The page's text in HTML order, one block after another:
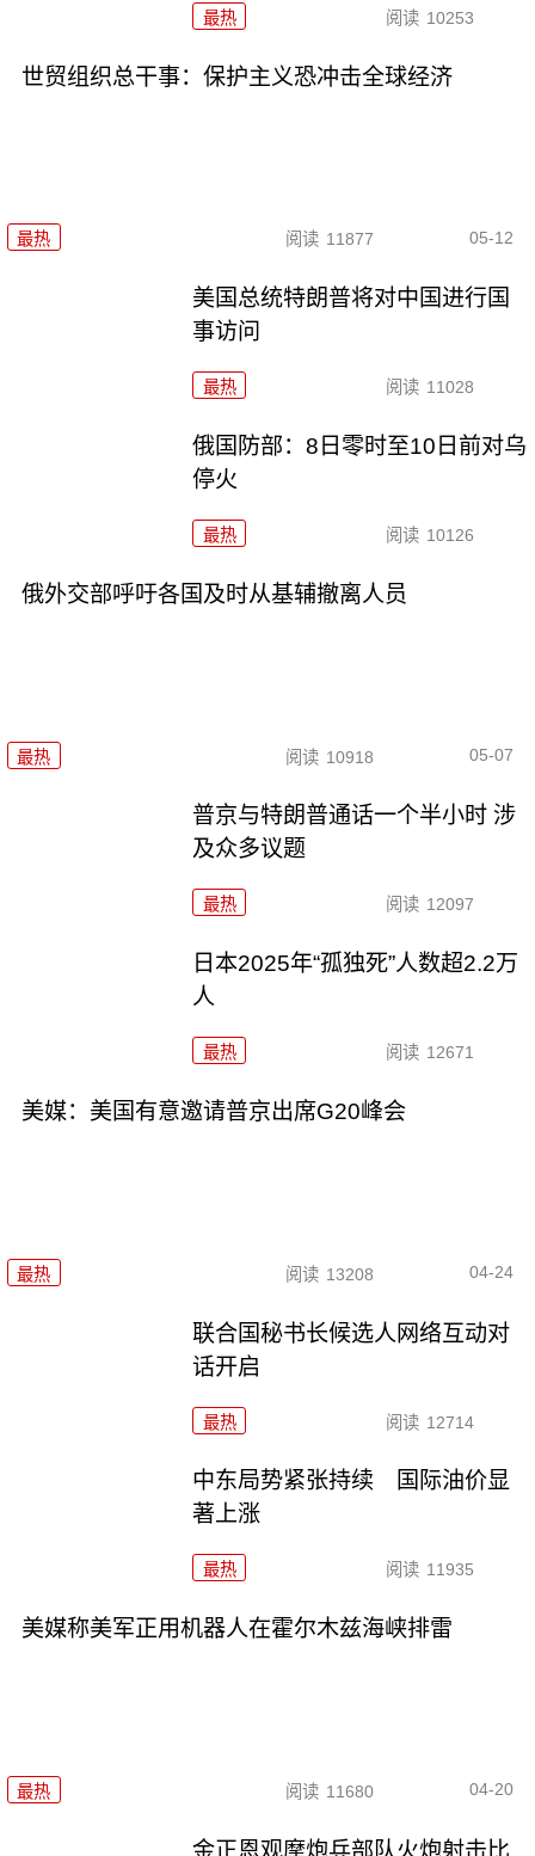
最热 阅读 10253
世贸组织总干事：保护主义恐冲击全球经济
最热 阅读 11877 05-12
美国总统特朗普将对中国进行国
事访问
最热 阅读 11028
俄国防部：8日零时至10日前对乌
停火
最热 阅读 10126
俄外交部呼吁各国及时从基辅撤离人员
最热 阅读 10918 05-07
普京与特朗普通话一个半小时 涉
及众多议题
最热 阅读 12097
日本2025年“孤独死”人数超2.2万
人
最热 阅读 12671
美媒：美国有意邀请普京出席G20峰会
最热 阅读 13208 04-24
联合国秘书长候选人网络互动对
话开启
最热 阅读 12714
中东局势紧张持续 国际油价显
著上涨
最热 阅读 11935
美媒称美军正用机器人在霍尔木兹海峡排雷
最热 阅读 11680 04-20
金正恩观摩炮兵部队火炮射击比